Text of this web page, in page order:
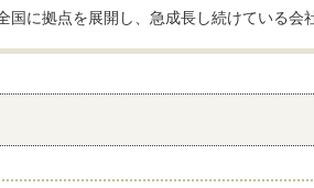
国に拠点を展開し、急成長し続けている会